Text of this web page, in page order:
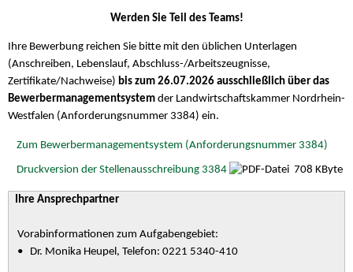
Werden Sie Teil des Teams!
Ihre Bewerbung reichen Sie bitte mit den üblichen Unterlagen
(Anschreiben, Lebenslauf, Abschluss-/Arbeitszeugnisse,
Zertifikate/Nachweise) bis zum 26.07.2026 ausschließlich über das
Bewerbermanagementsystem der Landwirtschaftskammer Nordrhein-
Westfalen (Anforderungsnummer 3384) ein.
Zum Bewerbermanagementsystem (Anforderungsnummer 3384)
Druckversion der Stellenausschreibung 3384 708 KByte
Ihre Ansprechpartner
Vorabinformationen zum Aufgabengebiet:
• Dr. Monika Heupel, Telefon: 0221 5340-410